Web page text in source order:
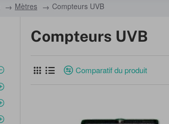
Mètres Compteurs UVB
Compteurs UVB
Comparatif du produit